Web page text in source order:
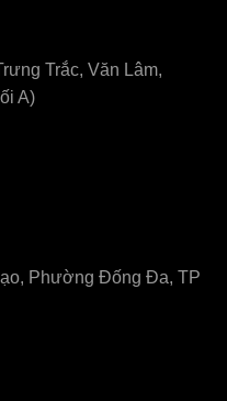
Trắc, Văn Lâm,
A)
Phường Đống Đa, TP